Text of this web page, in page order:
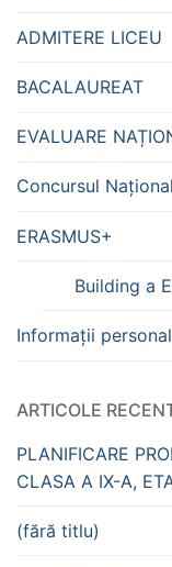
ADMITERE LICEU
BACALAUREAT
EVALUARE
Concursul
ERASMUS+
Building a
Informații
ARTICOLE
PLANIFICARE
CLASA A IX-A,
(fără titlu)